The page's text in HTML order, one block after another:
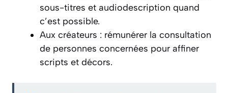
sous-titres et audiodescription quand
c’est possible.
Aux créateurs : rémunérer la consultation
de personnes concernées pour affiner
scripts et décors.